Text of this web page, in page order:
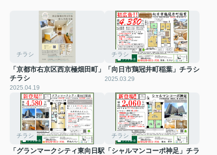
チラシ
「京都市右京区西京極畑田町」
チラシ
2025.04.19
チラシ
「向日市鶏冠井町稲葉」チラシ
2025.03.29
チラシ
「グランマークシティ東向日駅
チラシ
「シャルマンコーポ神足」チラ